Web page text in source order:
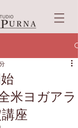
米ヨガアラ
座